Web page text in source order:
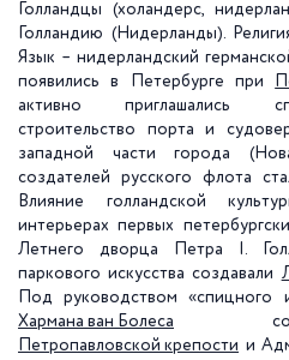
Голландцы (холандерс,
Голландию (Нидерланды).
Язык – нидерландский
появились в Петербурге при
активно приглашались
строительство порта и
западной части города
создателей русского флота
Влияние голландской
интерьерах первых
Летнего дворца Петра I.
паркового искусства создавали
Под руководством «спицного
Хармана ван Болеса
Петропавловской крепости и